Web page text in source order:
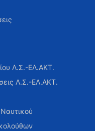
Λ.Σ.-ΕΛ.ΑΚΤ.
Λ.Σ.-ΕΛ.ΑΚΤ.